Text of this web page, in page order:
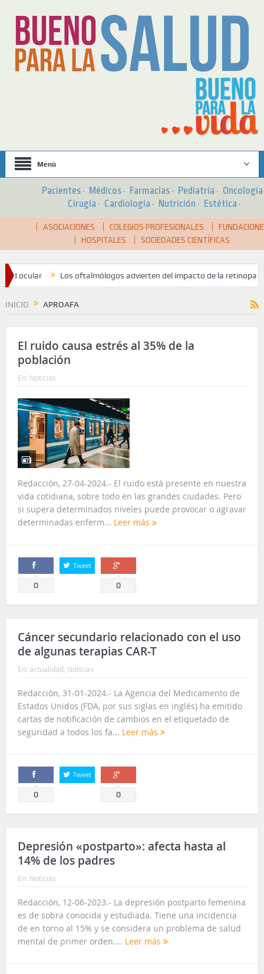
Menú
Pacientes · Médicos · Farmacias · Pediatría ·
Cirugía · Cardiología · Nutrición · Estética ·
ASOCIACIONES COLEGIOS PROFESIONALES
HOSPITALES
SOCIEDADES CIENTÍFICAS
ocular Los oftalmólogos advierten del impacto de la retinopatía
INICIO APROAFA
El ruido causa estrés al 35% de la
población
En: Noticias
Redacción, 27-04-2024.- El ruido está presente en nuestra
vida cotidiana, sobre todo en las grandes ciudades. Pero
si supera determinados niveles puede provocar o agravar
determinadas enferm... Leer más
Comparte
0
Tweet
Comparte
0
Cáncer secundario relacionado con el uso
de algunas terapias CAR-T
En: actualidad Noticias
Redacción, 31-01-2024.- La Agencia del Medicamento de
Estados Unidos (FDA, por sus siglas en inglés) ha emitido
cartas de notificación de cambios en el etiquetado de
seguridad a todos los fa... Leer más
Comparte
0
Tweet
Comparte
0
Depresión «postparto»: afecta hasta al
14% de los padres
En: Noticias
Redacción, 12-06-2023.- La depresión postparto femenina
es de sobra conocida y estudiada. Tiene una incidencia
de en torno al 15% y se considera un problema de salud
mental de primer orden.... Leer más